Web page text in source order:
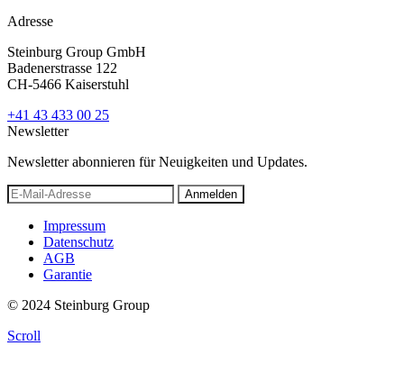
Adresse
Steinburg Group GmbH
Badenerstrasse 122
CH-5466 Kaiserstuhl
+41 43 433 00 25
Newsletter
Newsletter abonnieren für Neuigkeiten und Updates.
Anmelden
Impressum
Datenschutz
AGB
Garantie
© 2024 Steinburg Group
Scroll